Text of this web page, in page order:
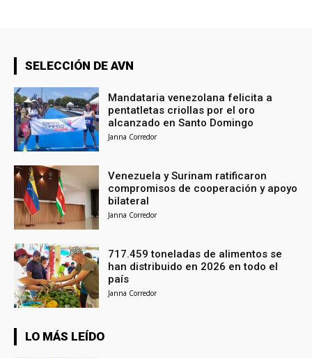
SELECCIÓN DE AVN
Mandataria venezolana felicita a
pentatletas criollas por el oro
alcanzado en Santo Domingo
Janna Corredor
Venezuela y Surinam ratificaron
compromisos de cooperación y apoyo
bilateral
Janna Corredor
717.459 toneladas de alimentos se
han distribuido en 2026 en todo el
país
Janna Corredor
LO MÁS LEÍDO